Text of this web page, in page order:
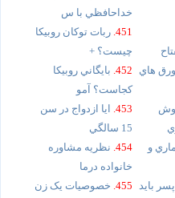
هاي
و
بايد
خداحافظي با س
451. ربات توکان روبيکا
چيست؟ +
452. بايگاني روبيکا
کجاست؟ آمو
453.
ايا ازدواج در سن
15 سالگي
454. نظريه مشاوره
خانواده درما
455. خصوصيات يک زن